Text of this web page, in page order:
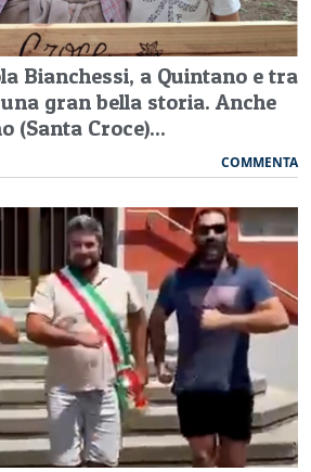
Bianchessi, a Quintano e tra
gran bella storia. Anche
(Santa Croce)...
COMMENTA